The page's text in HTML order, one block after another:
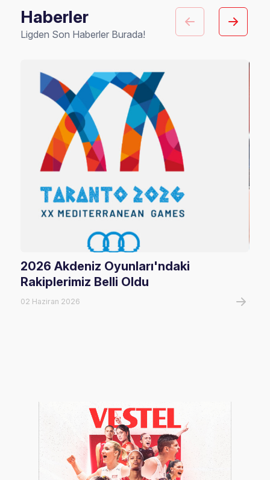
Haberler
Ligden Son Haberler Burada!
2026 Akdeniz Oyunları'ndaki
Rakiplerimiz Belli Oldu
02 Haziran 2026